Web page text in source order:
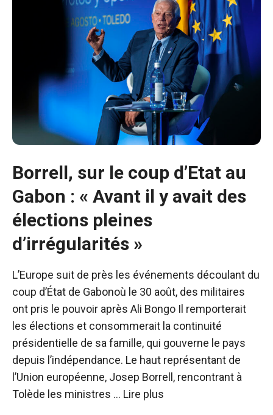
Borrell, sur le coup d’Etat au
Gabon : « Avant il y avait des
élections pleines
d’irrégularités »
L’Europe suit de près les événements découlant du
coup d’État de Gabonoù le 30 août, des militaires
ont pris le pouvoir après Ali Bongo Il remporterait
les élections et consommerait la continuité
présidentielle de sa famille, qui gouverne le pays
depuis l’indépendance. Le haut représentant de
l’Union européenne, Josep Borrell, rencontrant à
Tolède les ministres … Lire plus